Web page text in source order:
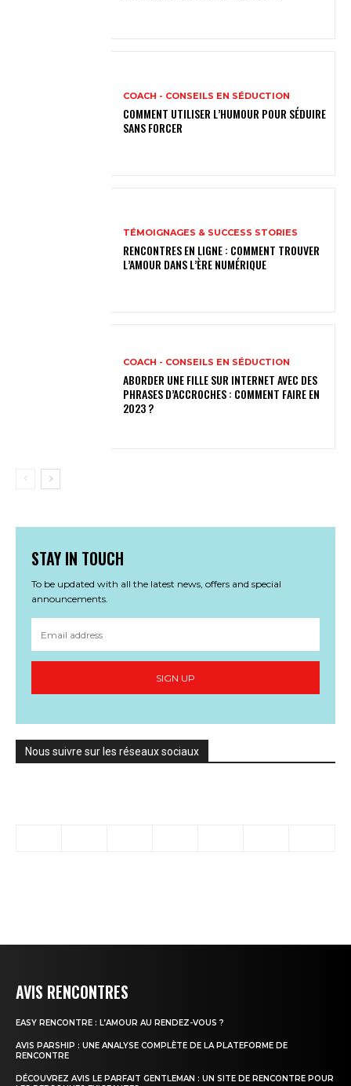
COACH - CONSEILS EN SÉDUCTION
COMMENT UTILISER L’HUMOUR POUR SÉDUIRE
SANS FORCER
TÉMOIGNAGES & SUCCESS STORIES
RENCONTRES EN LIGNE : COMMENT TROUVER
L’AMOUR DANS L’ÈRE NUMÉRIQUE
COACH - CONSEILS EN SÉDUCTION
ABORDER UNE FILLE SUR INTERNET AVEC DES
PHRASES D’ACCROCHES : COMMENT FAIRE EN
2023 ?
STAY IN TOUCH
To be updated with all the latest news, offers and special
announcements.
SIGN UP
Nous suivre sur les réseaux sociaux
AVIS RENCONTRES
EASY RENCONTRE : L’AMOUR AU RENDEZ-VOUS ?
AVIS PARSHIP : UNE ANALYSE COMPLÈTE DE LA PLATEFORME DE
RENCONTRE
DÉCOUVREZ AVIS LE PARFAIT GENTLEMAN : UN SITE DE RENCONTRE POUR